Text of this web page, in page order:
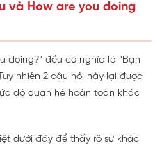
và How are you doing
doing?” đều có nghĩa là “Bạn
nhiên 2 câu hỏi này lại được
độ quan hệ hoàn toàn khác
dưới đây để thấy rõ sự khác